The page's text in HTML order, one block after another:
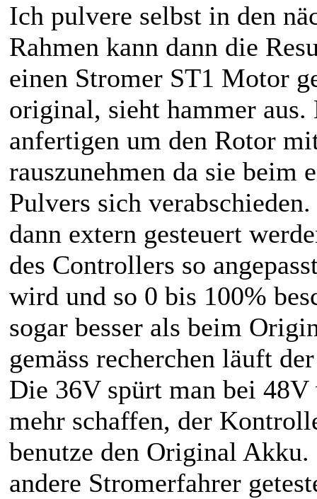
Ich pulvere selbst in den
Rahmen kann dann die
einen Stromer ST1 Motor
original, sieht hammer aus.
anfertigen um den Rotor
rauszunehmen da sie beim
Pulvers sich
dann extern gesteuert
des Controllers so
wird und so 0 bis 100%
sogar besser als beim
gemäss recherchen läuft
Die 36V spürt man bei
mehr schaffen, der
benutze den Original
andere Stromerfahrer